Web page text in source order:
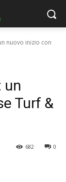
nuovo inizio con
un
Turf &
0
682